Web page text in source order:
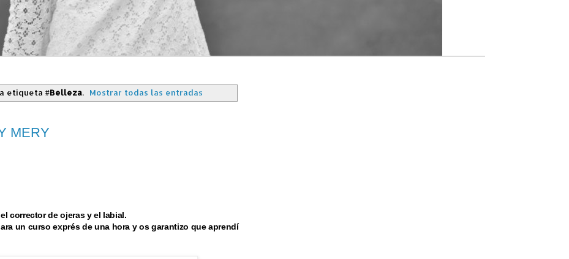
etiqueta #Belleza. Mostrar todas las entradas
MERY
corrector de ojeras y el labial.
un curso exprés de una hora y os garantizo que aprendí